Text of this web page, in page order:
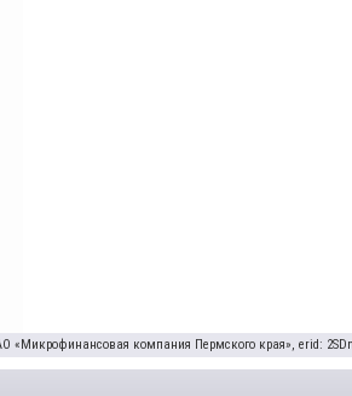
«Микрофинансовая компания Пермского края», erid: